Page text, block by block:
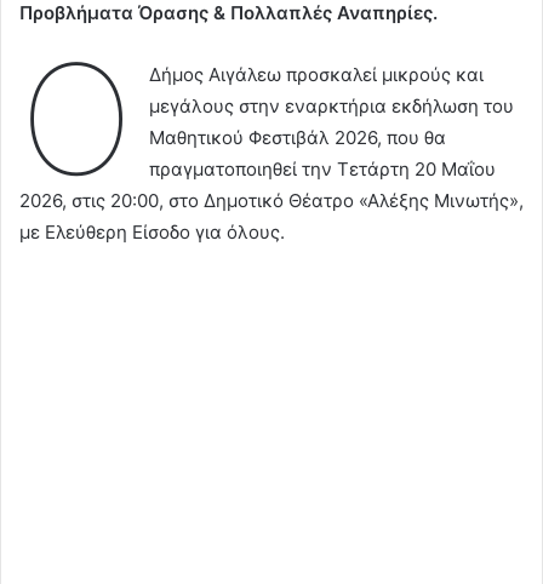
Προβλήματα Όρασης & Πολλαπλές Αναπηρίες.
Ο
Δήμος Αιγάλεω προσκαλεί μικρούς και
μεγάλους στην εναρκτήρια εκδήλωση του
Μαθητικού Φεστιβάλ 2026, που θα
πραγματοποιηθεί την Τετάρτη 20 Μαΐου
2026, στις 20:00, στο Δημοτικό Θέατρο «Αλέξης Μινωτής»,
με Ελεύθερη Είσοδο για όλους.